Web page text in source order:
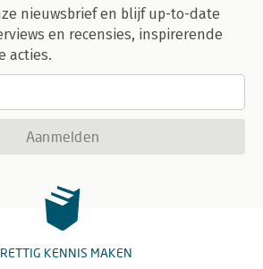
nieuwsbrief en blijf up-to-date
en recensies, inspirerende
acties.
Aanmelden
KENNIS MAKEN